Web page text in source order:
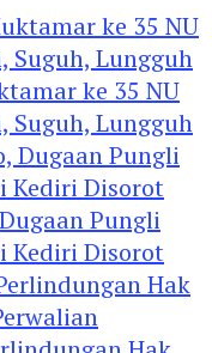
ke 35 NU
Suguh, Lungguh
Pungli
Kediri Disorot